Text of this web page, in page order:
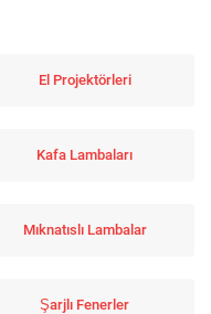
El Projektörleri
Kafa Lambaları
Mıknatıslı Lambalar
Şarjlı Fenerler